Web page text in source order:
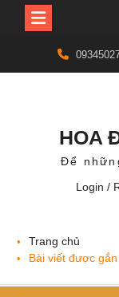
content
HOA
Để
Login /
Trang chủ
Bài viết được